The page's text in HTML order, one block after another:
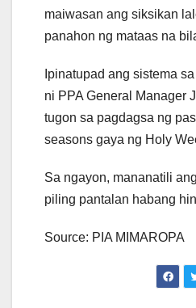
maiwasan ang siksikan
panahon ng mataas na
Ipinatupad ang sistema
ni PPA General Manager
tugon sa pagdagsa ng
seasons gaya ng Holy
Sa ngayon, mananatili
piling pantalan habang
Source: PIA MIMAROPA